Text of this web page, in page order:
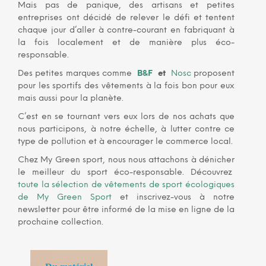
Mais pas de panique,des artisans et petites
entreprises ont décidé de relever le défi et tentent
chaque jour d’aller à contre-courant en fabriquant à
la fois localement et de manière plus éco-
responsable.
Des petites marques comme B&F et Noscproposent
pour les sportifs des vêtements à la fois bon pour eux
mais aussi pour la planète.
C’est en se tournant vers eux lors de nos achats que
nous participons, à notre échelle, à lutter contre ce
type de pollution et à encourager le commerce local.
Chez My Green sport, nous nous attachons à dénicher
le meilleur du sport éco-responsable. Découvrez
toute la sélection de vêtements de sport écologiques
de My Green Sport et inscrivez-vous à notre
newsletter pour être informé de la mise en ligne de la
prochaine collection.